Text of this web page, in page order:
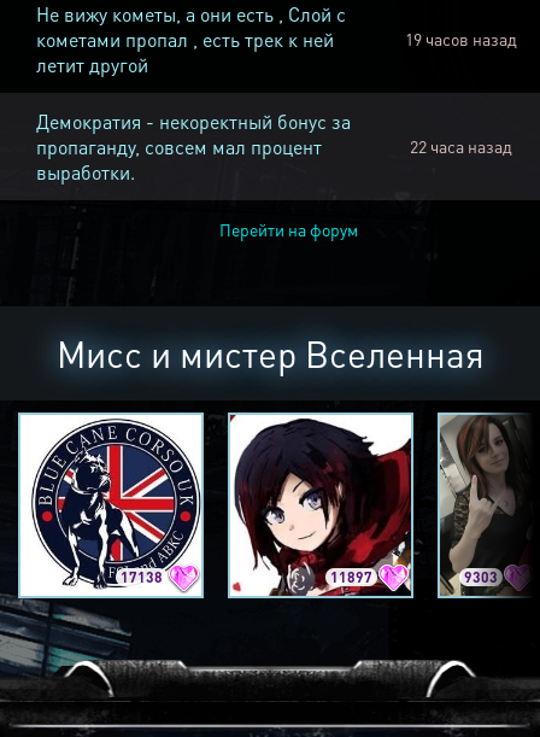
Не вижу кометы, а они есть , Слой с
кометами пропал , есть трек к ней
летит другой
19 часов назад
Демократия - некоректный бонус за
пропаганду, совсем мал процент
выработки.
22 часа назад
Перейти на форум
Мисс и мистер Вселенная
17138 11897 9303